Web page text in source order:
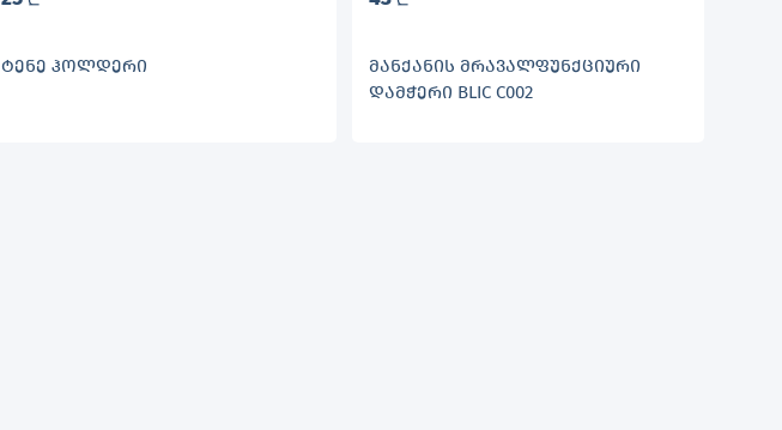
ᲢᲔᲜᲔ ᲰᲝᲚᲓᲔᲠᲘ
ᲛᲐᲜᲥᲐᲜᲘᲡ ᲛᲠᲐᲕᲐᲚᲤᲣᲜᲥᲪᲘᲣᲠᲘ
ᲓᲐᲛᲭᲔᲠᲘ BLIC C002